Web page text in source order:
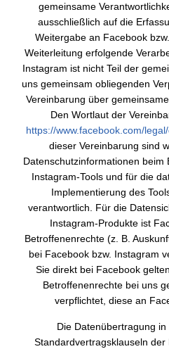
gemeinsame
ausschließlich auf die
Weitergabe an Facebook
Weiterleitung erfolgende
Instagram ist nicht Teil der
uns gemeinsam obliegenden
Vereinbarung über
Den Wortlaut der
https://www.facebook.com/
dieser Vereinbarung sind
Datenschutzinformationen beim
Instagram-Tools und für die
Implementierung des
verantwortlich. Für die
Instagram-Produkte ist
Betroffenenrechte (z. B.
bei Facebook bzw. Instagram
Sie direkt bei Facebook
Betroffenenrechte bei uns
verpflichtet, diese an
Die Datenübertragung
Standardvertragsklauseln der